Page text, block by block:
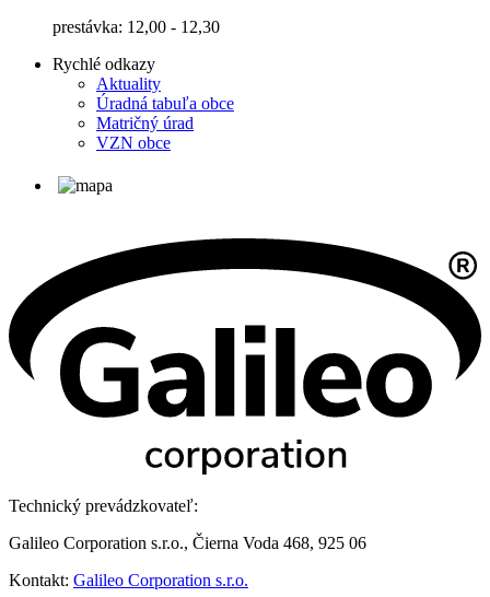
prestávka: 12,00 - 12,30
Rychlé odkazy
Aktuality
Úradná tabuľa obce
Matričný úrad
VZN obce
Technický prevádzkovateľ:
Galileo Corporation s.r.o., Čierna Voda 468, 925 06
Kontakt: Galileo Corporation s.r.o.